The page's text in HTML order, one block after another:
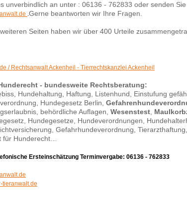
unverbindlich an unter : 06136 - 762833 oder senden
.Gerne beantworten wir Ihre Fragen.
Seiten haben wir über 400 Urteile
/ Rechtsanwalt Ackenheil - Tierrechtskanzlei Ackenheil
- bundesweite Rechtsberatung:
Hundehaltung, Haftung, Listenhund, Einstufung
Hundegesetz Berlin,
behördliche Auflagen, Wesenstest
Hundegesetze, Hundeverordnungen,
Gefahrhundeverordnung,
für Hunderecht…
Ersteinschätzung Terminvergabe: 06136 - 762833
tieranwalt.de